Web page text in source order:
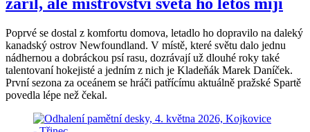
Poprvé se dostal z komfortu domova, letadlo ho dopravilo na daleký
kanadský ostrov Newfoundland. V místě, které světu dalo jednu
nádhernou a dobráckou psí rasu, dozrávají už dlouhé roky také
talentovaní hokejisté a jedním z nich je Kladeňák Marek Daníček.
První sezona za oceánem se hráči patřícímu aktuálně pražské Spartě
povedla lépe než čekal.